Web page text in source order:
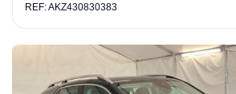
REF: AKZ430830383